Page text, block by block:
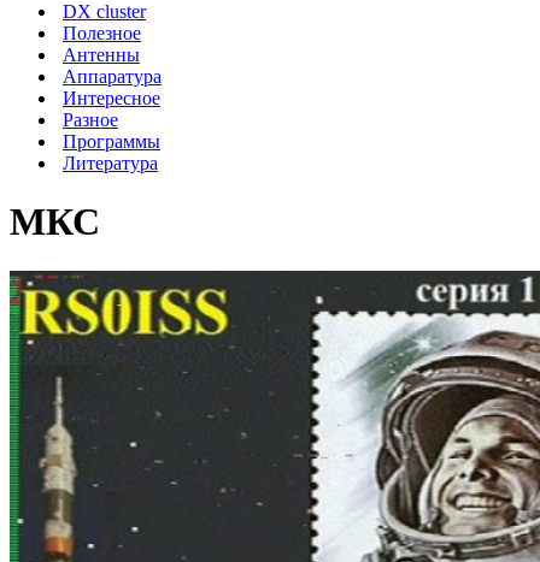
DX cluster
Полезное
Антенны
Аппаратура
Интересное
Разное
Программы
Литература
МКС